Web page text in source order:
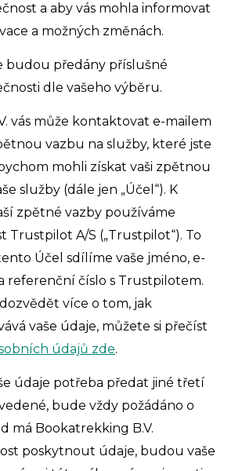
a aby vás mohla informovat
a možných změnách.
budou předány příslušné
dle vašeho výběru.
vás může kontaktovat e-mailem
vazbu na služby, které jste
mohli získat vaši zpětnou
služby (dále jen „Účel“). K
zpětné vazby používáme
Trustpilot A/S („Trustpilot“). To
Účel sdílíme vaše jméno, e-
referenční číslo s Trustpilotem.
více o tom, jak
vaše údaje, můžete si přečíst
údajů zde.
údaje potřeba předat jiné třetí
bude vždy požádáno o
má Bookatrekking B.V.
poskytnout údaje, budou vaše